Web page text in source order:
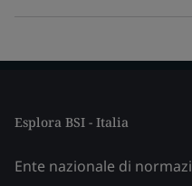
Esplora BSI - Italia
Ente nazionale di